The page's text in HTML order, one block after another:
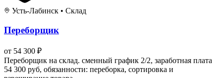
Усть-Лабинск • Склад
Переборщик
от 54 300 ₽
Переборщик на склад. сменный график 2/2, заработная плата
54 300 руб, обязанности: переборка, сортировка и